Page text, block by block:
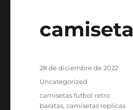
Publicado
28 de diciembre de 2022
Categorías
Uncategorized
Etiquetas
camisetas futbol retro
baratas,camisetas replicas